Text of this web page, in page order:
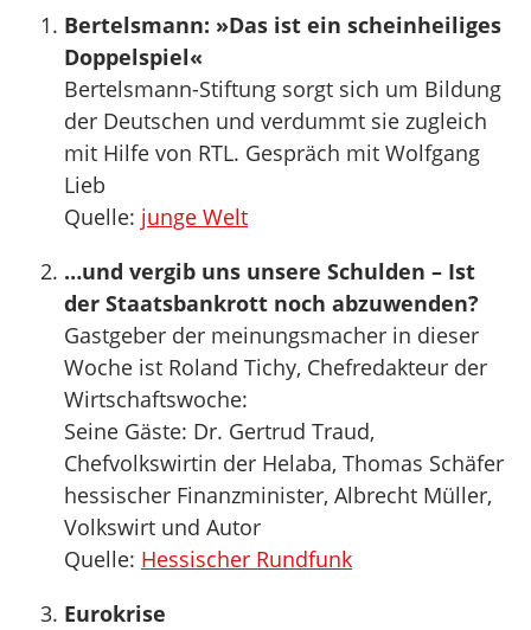
Bertelsmann: »Das ist ein scheinheiliges
Doppelspiel«
Bertelsmann-Stiftung sorgt sich um Bildung
der Deutschen und verdummt sie zugleich
mit Hilfe von RTL. Gespräch mit Wolfgang
Lieb
Quelle: junge Welt
…und vergib uns unsere Schulden – Ist
der Staatsbankrott noch abzuwenden?
Gastgeber der meinungsmacher in dieser
Woche ist Roland Tichy, Chefredakteur der
Wirtschaftswoche:
Seine Gäste: Dr. Gertrud Traud,
Chefvolkswirtin der Helaba, Thomas Schäfer
hessischer Finanzminister, Albrecht Müller,
Volkswirt und Autor
Quelle: Hessischer Rundfunk
Eurokrise